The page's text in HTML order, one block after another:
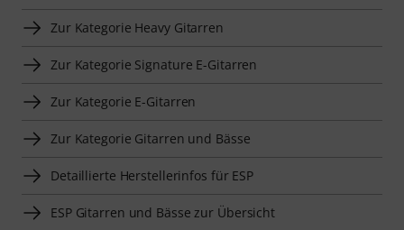
Zur Kategorie Heavy Gitarren
Zur Kategorie Signature E-Gitarren
Zur Kategorie E-Gitarren
Zur Kategorie Gitarren und Bässe
Detaillierte Herstellerinfos für ESP
ESP Gitarren und Bässe zur Übersicht